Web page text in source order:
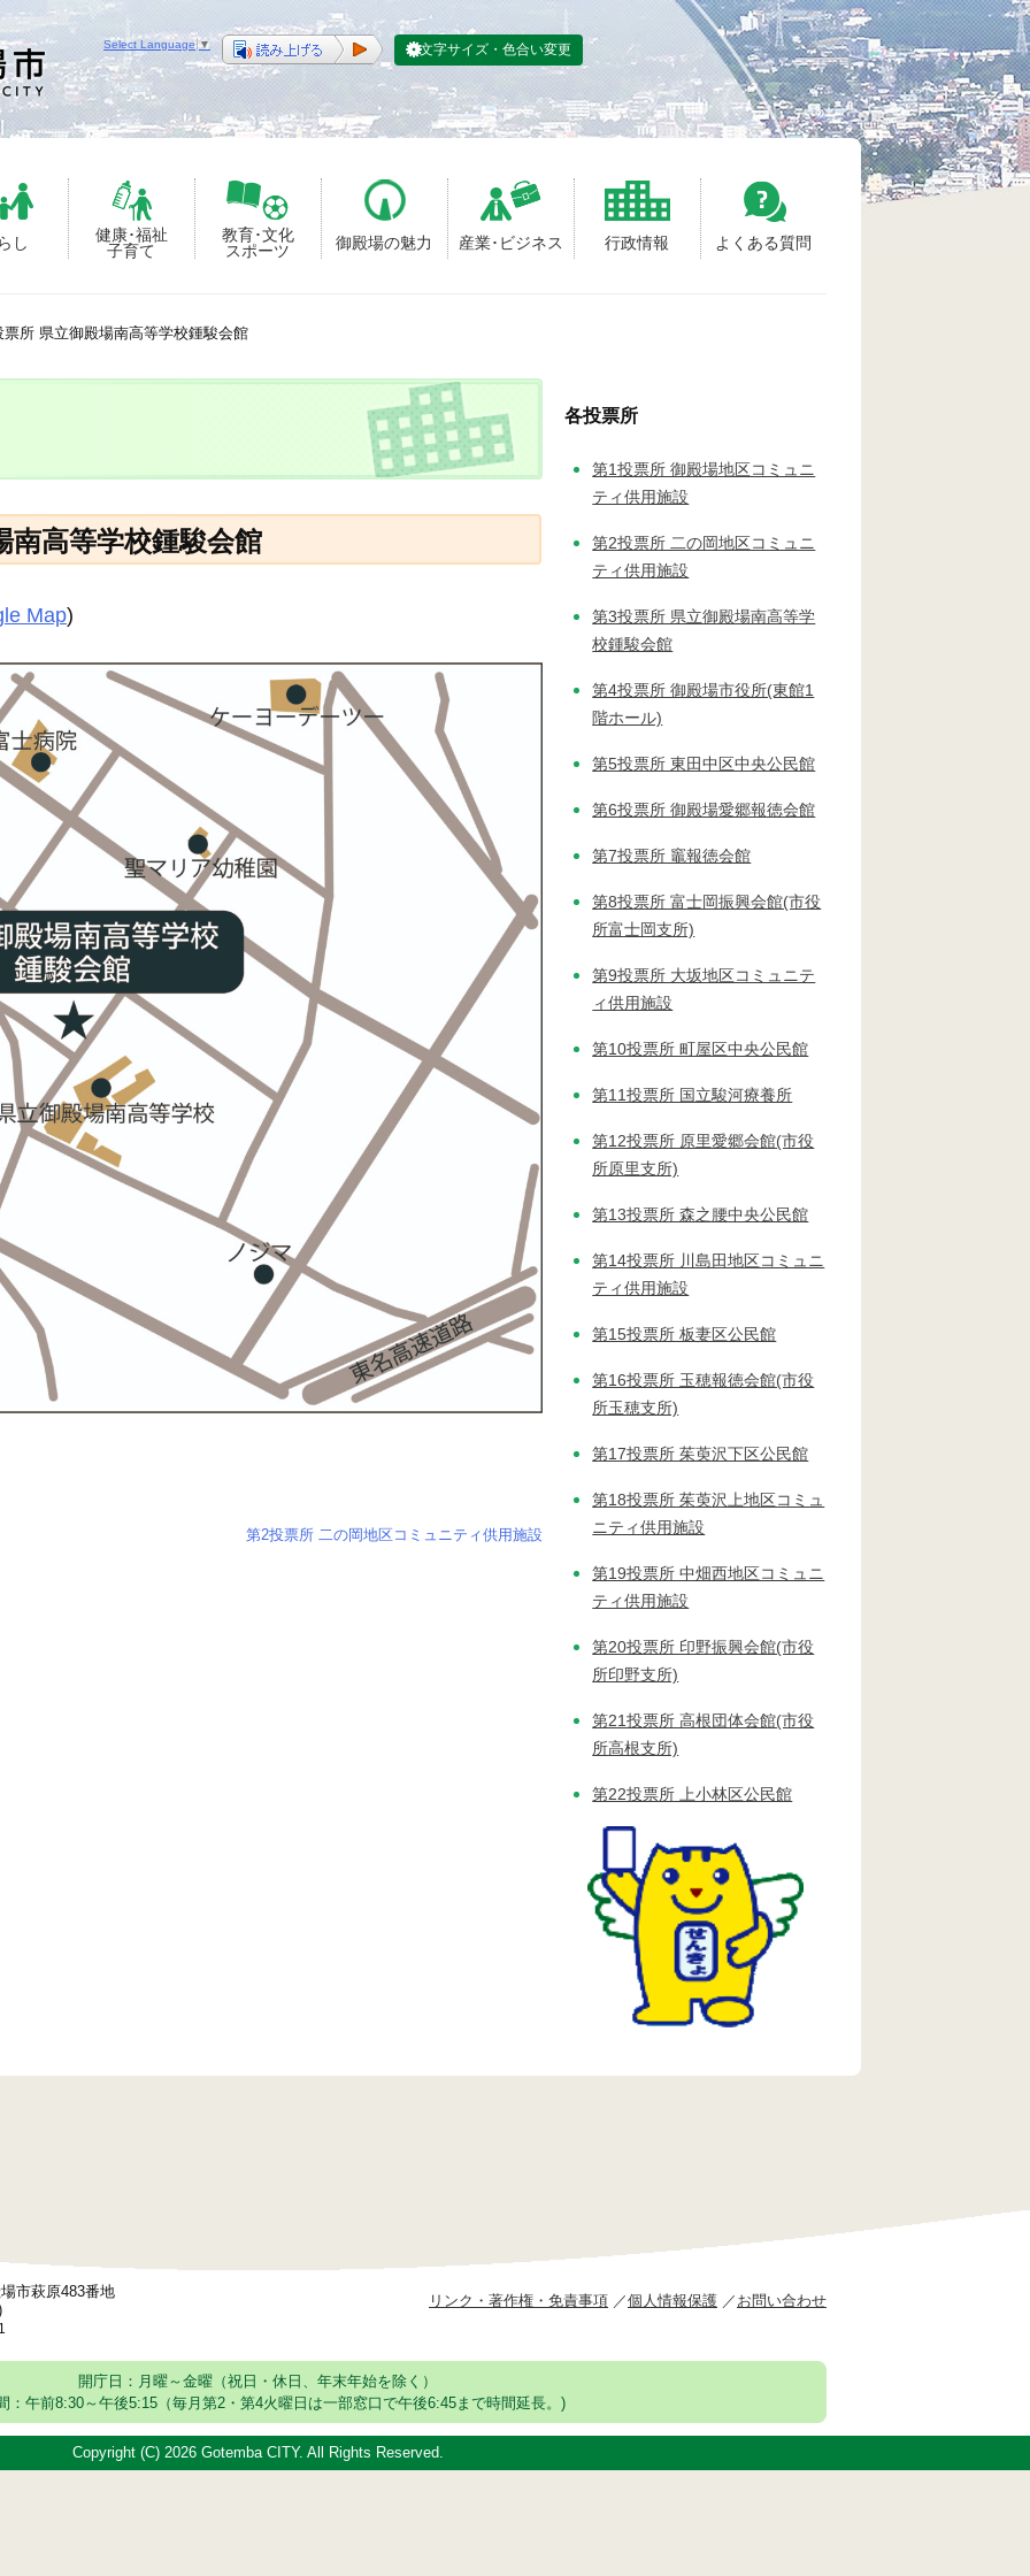
し
健康･福祉
子育て
教育･文化
スポーツ
御殿場の魅力 産業･ビジネス 行政情報 よくある質問
Select Language ▼ 文字サイズ・色合い変更
票所 県立御殿場南高等学校鍾駿会館
南高等学校鍾駿会館
Map)
第2投票所 二の岡地区コミュニティ供用施設
各投票所
第1投票所 御殿場地区コミュニ
ティ供用施設
第2投票所 二の岡地区コミュニ
ティ供用施設
第3投票所 県立御殿場南高等学
校鍾駿会館
第4投票所 御殿場市役所(東館1
階ホール)
第5投票所 東田中区中央公民館
第6投票所 御殿場愛郷報徳会館
第7投票所 竈報徳会館
第8投票所 富士岡振興会館(市役
所富士岡支所)
第9投票所 大坂地区コミュニテ
ィ供用施設
第10投票所 町屋区中央公民館
第11投票所 国立駿河療養所
第12投票所 原里愛郷会館(市役
所原里支所)
第13投票所 森之腰中央公民館
第14投票所 川島田地区コミュニ
ティ供用施設
第15投票所 板妻区公民館
第16投票所 玉穂報徳会館(市役
所玉穂支所)
第17投票所 茱萸沢下区公民館
第18投票所 茱萸沢上地区コミュ
ニティ供用施設
第19投票所 中畑西地区コミュニ
ティ供用施設
第20投票所 印野振興会館(市役
所印野支所)
第21投票所 高根団体会館(市役
所高根支所)
第22投票所 上小林区公民館
市萩原483番地
リンク・著作権・免責事項 個人情報保護 お問い合わせ
開庁日：月曜～金曜（祝日・休日、年末年始を除く）
：午前8:30～午後5:15（毎月第2・第4火曜日は一部窓口で午後6:45まで時間延長。)
Copyright (C) 2026 Gotemba CITY. All Rights Reserved.